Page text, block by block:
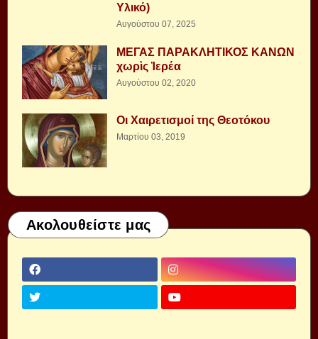
Υλικό)
Αυγούστου 07, 2025
ΜΕΓΑΣ ΠΑΡΑΚΛΗΤΙΚΟΣ ΚΑΝΩΝ
χωρὶς Ἱερέα
Αυγούστου 02, 2020
Οι Χαιρετισμοί της Θεοτόκου
Μαρτίου 03, 2019
Ακολουθείστε μας